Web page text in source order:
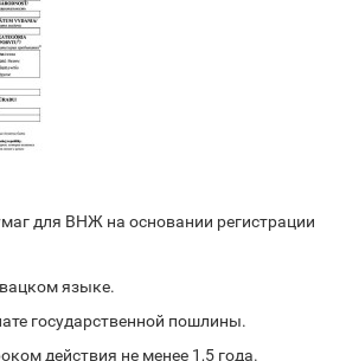
для ВНЖ на основании регистрации
языке.
государственной пошлины.
действия не менее 1,5 года.